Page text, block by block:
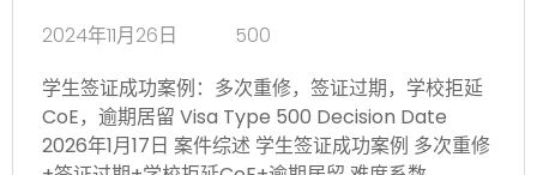
2024年11月26日
500
学生签证成功案例：多次重修，签证过期，学校拒延
CoE，逾期居留 Visa Type 500 Decision Date
2026年1月17日 案件综述 学生签证成功案例 多次重修